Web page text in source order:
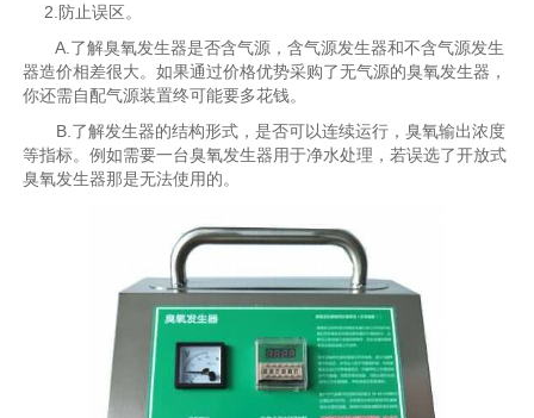
2.防止误区。
A.了解臭氧发生器是否含气源，含气源发生器和不含气源发生
器造价相差很大。如果通过价格优势采购了无气源的臭氧发生器，
你还需自配气源装置终可能要多花钱。
B.了解发生器的结构形式，是否可以连续运行，臭氧输出浓度
等指标。例如需要一台臭氧发生器用于净水处理，若误选了开放式
臭氧发生器那是无法使用的。